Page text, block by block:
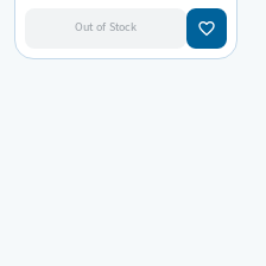
Out of Stock favorite_border